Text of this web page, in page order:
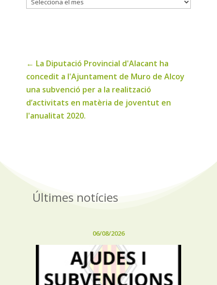
← La Diputació Provincial d'Alacant ha
concedit a l'Ajuntament de Muro de Alcoy
una subvenció per a la realització
d’activitats en matèria de joventut en
l'anualitat 2020.
Últimes notícies
06/08/2026